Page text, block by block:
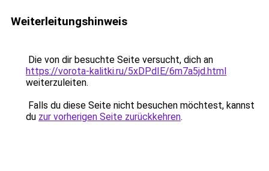
Weiterleitungshinweis
Die von dir besuchte Seite versucht, dich an
https://vorota-kalitki.ru/5xDPdIE/6m7a5jd.html
weiterzuleiten.
Falls du diese Seite nicht besuchen möchtest, kannst
du zur vorherigen Seite zurückkehren.